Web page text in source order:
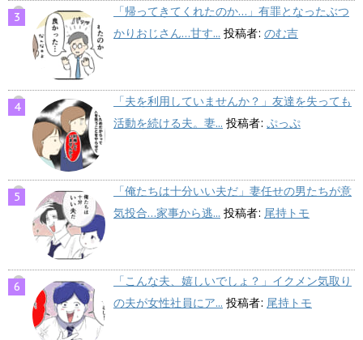
「帰ってきてくれたのか…」有罪となったぶつ
かりおじさん…甘す... 投稿者: のむ吉
「夫を利用していませんか？」友達を失っても
活動を続ける夫。妻... 投稿者: ぷっぷ
「俺たちは十分いい夫だ」妻任せの男たちが意
気投合…家事から逃... 投稿者: 尾持トモ
「こんな夫、嬉しいでしょ？」イクメン気取り
の夫が女性社員にア... 投稿者: 尾持トモ